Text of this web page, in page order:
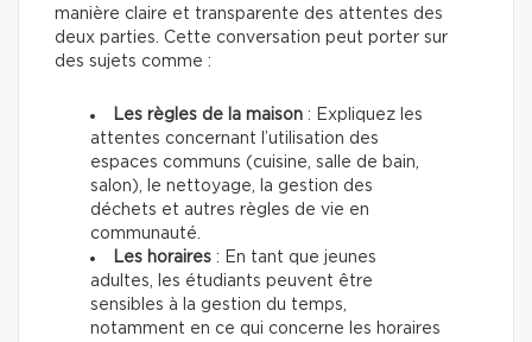
manière claire et transparente des attentes des
deux parties. Cette conversation peut porter sur
des sujets comme :
Les règles de la maison : Expliquez les
attentes concernant l’utilisation des
espaces communs (cuisine, salle de bain,
salon), le nettoyage, la gestion des
déchets et autres règles de vie en
communauté.
Les horaires : En tant que jeunes
adultes, les étudiants peuvent être
sensibles à la gestion du temps,
notamment en ce qui concerne les horaires